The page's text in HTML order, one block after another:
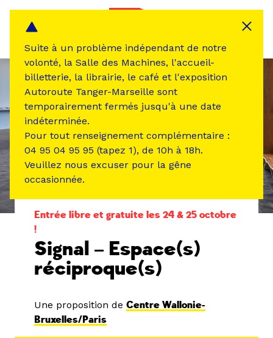
ÉVÉNEMENT PASSÉ
Entrée libre et gratuite les 24 & 25 octobre
!
Signal – Espace(s)
réciproque(s)
Une proposition de Centre Wallonie-
Bruxelles/Paris
Suite à un problème indépendant de notre
volonté, la Salle des Machines, l'accueil-
billetterie, la librairie, le café et l'exposition
Autoroute Tanger-Marseille sont
temporairement fermés jusqu'à une date
indéterminée.
Pour tout renseignement complémentaire :
04 95 04 95 95 (tapez 1), de 10h à 18h.
Veuillez nous excuser pour la gêne
occasionnée.
Panneau de gestion des cookies